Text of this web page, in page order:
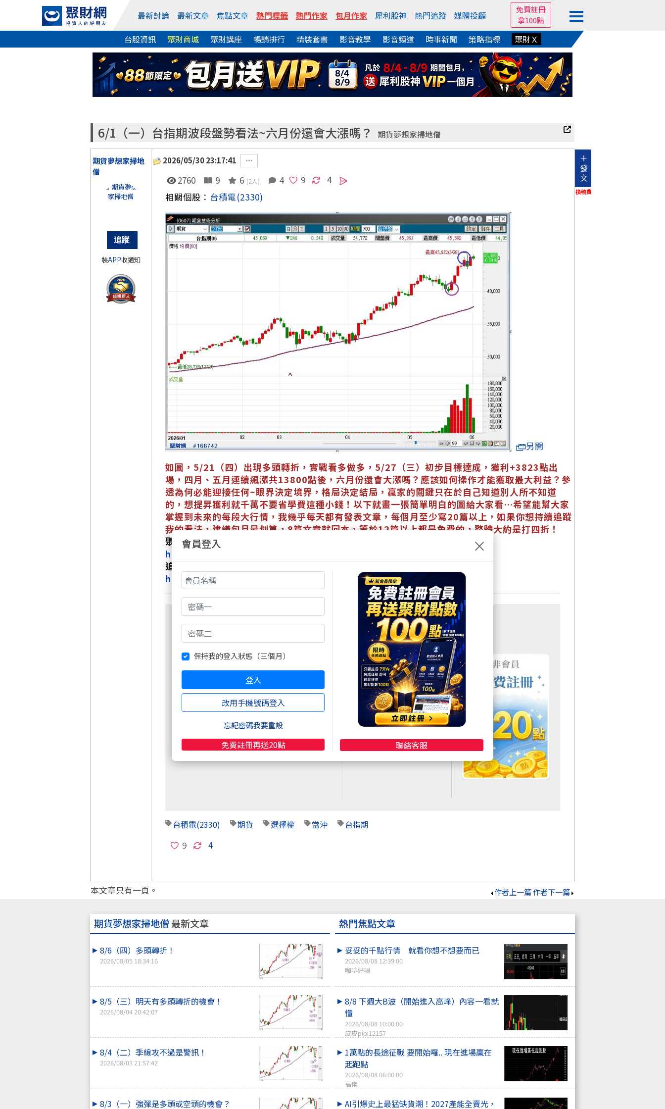
最新討論 最新文章 焦點文章 熱門標籤 熱門作家 包月作家 犀利股神 熱門追蹤 媒體投顧
免費註冊
拿100點
台股資訊 聚財商城 聚財講座 暢銷排行 精裝套書 影音教學 影音頻道 時事新聞 策略指標 聚財Ｘ
6/1（一）台指期波段盤勢看法~六月份還會大漲嗎？ 期貨夢想家掃地僧
期貨夢想家掃地
僧
裝APP收通知
2026/05/30 23:17:41
＋
發
文
換稿費
2760 9 6 (2人) 4
4
相關個股： 台積電(2330)
另開
如圖，5/21（四）出現多頭轉折，實戰看多做多，5/27（三）初步目標達成，獲利+3823點出
場，四月、五月連續飆漲共13800點後，六月份還會大漲嗎？應該如何操作才能獲取最大利益？參
透為何必能迎接任何~眼界決定境界，格局決定結局，贏家的關鍵只在於自己知道別人所不知道
的，想提昇獲利就千萬不要省學費這種小錢！以下就畫一張簡單明白的圖給大家看…希望能幫大家
掌握到未來的每段大行情，我幾乎每天都有發表文章，每個月至少寫20篇以上，如果你想持續追蹤
我的看法，建議包月最划算，8篇文章就回本，等於12篇以上都是免費的，整體大約是打四折！
聚財網註冊帳號🔻
https://wearn.tw/v/cjoSdPgO
追蹤我🔻
https://www.wearn.com/blog.asp?id=166742
尚有3張圖，681字元(含語法)未完
閱全文
註冊再送聚財點數 20
週五盤後六日限定！點數加贈2%！
買點數
立即線上購買
超商買真方便
快速購點
( 刷卡、Line Pay、Apple
Pay、Google Pay )
台積電(2330) 期貨 選擇權 當沖 台指期
4
本文章只有一頁。 作者上一篇作者下一篇
期貨夢想家掃地僧最新文章
8/6（四）多頭轉折！
2026/08/05 18:34:16
8/5（三）明天有多頭轉折的機會！
2026/08/04 20:42:07
8/4（二）季線攻不過是警訊！
2026/08/03 21:57:42
8/3（一）強彈是多頭或空頭的機會？
熱門焦點文章
妥妥的千點行情 就看你想不想要而已
2026/08/08 12:39:00
咖啡好喝
8/8 下週大B波（開始進入高峰）內容一看就
懂
2026/08/08 10:00:00
皮皮pipi12157
1萬點的長途征戰 要開始囉.. 現在進場贏在
起跑點
2026/08/08 06:00:00
福佬
AI引爆史上最猛缺貨潮！2027產能全賣光，
會員登入 ×
保持我的登入狀態（三個月）
登入
改用手機號碼登入
忘記密碼我要重設
免費註冊再送20點 聯絡客服